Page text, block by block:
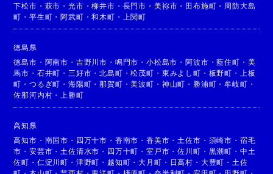
下松市 ・ 萩市 ・光市 ・柳井市 ・ 長門市 ・ 美祢市 ・ 田布施町 ・ 周防大島
町 ・平生町 ・阿武町 ・和木町 ・ 上関町
徳島県
徳島市 ・ 阿南市 ・ 吉野川市 ・ 鳴門市 ・小松島市 ・阿波市 ・藍住町 ・ 美
馬市 ・ 石井町 ・ 三好市 ・北島町 ・松茂町 ・ 東みよし町 ・ 板野町 ・
上板
町 ・つるぎ町 ・海陽町 ・那賀町 ・美波町 ・ 神山町 ・ 勝浦町 ・牟岐町 ・
佐那河内村 ・ 上勝町
高知県
高知市 ・ 南国市 ・ 四万十市 ・ 香南市 ・香美市 ・ 土佐市 ・ 須崎市 ・ 宿毛
市 ・安芸市 ・ 土佐清水市 ・ 四万十町 ・室戸市 ・佐川町 ・ 黒潮町 ・ 中土
佐町 ・ 仁淀川町 ・ 津野町 ・ 越知町 ・大月町 ・ 日高村 ・ 大豊町 ・ 土佐